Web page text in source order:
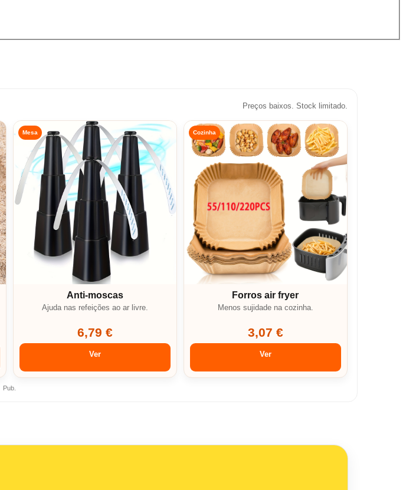
Preços baixos. Stock limitado.
Mesa
Anti-moscas
Ajuda nas refeições ao ar livre.
6,79 €
Ver
Cozinha
Forros air fryer
Menos sujidade na cozinha.
3,07 €
Ver
Pub.